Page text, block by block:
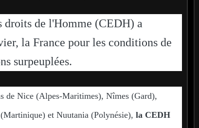
droits de l'Homme (CEDH) a
la France pour les conditions de
surpeuplées.
de Nice (Alpes-Maritimes), Nîmes (Gard),
et Nuutania (Polynésie), la CEDH